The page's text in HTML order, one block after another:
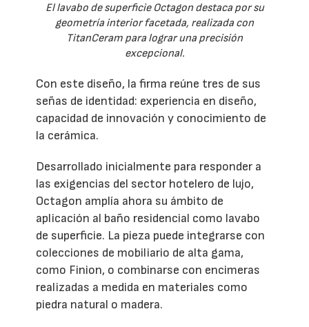
El lavabo de superficie Octagon destaca por su
geometría interior facetada, realizada con
TitanCeram para lograr una precisión
excepcional.
Con este diseño, la firma reúne tres de sus
señas de identidad: experiencia en diseño,
capacidad de innovación y conocimiento de
la cerámica.
Desarrollado inicialmente para responder a
las exigencias del sector hotelero de lujo,
Octagon amplía ahora su ámbito de
aplicación al baño residencial como lavabo
de superficie. La pieza puede integrarse con
colecciones de mobiliario de alta gama,
como Finion, o combinarse con encimeras
realizadas a medida en materiales como
piedra natural o madera.